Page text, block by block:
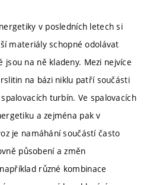
v posledních letech si
materiály schopné odolávat
na ně kladeny. Mezi nejvíce
na bázi niklu patří součásti
turbín. Ve spalovacích
a zejména pak v
je namáhání součástí často
působení a změn
různé kombinace